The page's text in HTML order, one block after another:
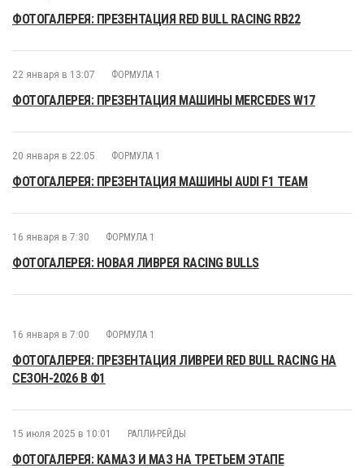
ФОТОГАЛЕРЕЯ: ПРЕЗЕНТАЦИЯ RED BULL RACING RB22
22 января в 13:07 ФОРМУЛА 1
ФОТОГАЛЕРЕЯ: ПРЕЗЕНТАЦИЯ МАШИНЫ MERCEDES W17
20 января в 22:05 ФОРМУЛА 1
ФОТОГАЛЕРЕЯ: ПРЕЗЕНТАЦИЯ МАШИНЫ AUDI F1 TEAM
16 января в 7:30 ФОРМУЛА 1
ФОТОГАЛЕРЕЯ: НОВАЯ ЛИВРЕЯ RACING BULLS
16 января в 7:00 ФОРМУЛА 1
ФОТОГАЛЕРЕЯ: ПРЕЗЕНТАЦИЯ ЛИВРЕИ RED BULL RACING НА
СЕЗОН-2026 В Ф1
15 июля 2025 в 10:01 РАЛЛИ-РЕЙДЫ
ФОТОГАЛЕРЕЯ: КАМАЗ И МАЗ НА ТРЕТЬЕМ ЭТАПЕ